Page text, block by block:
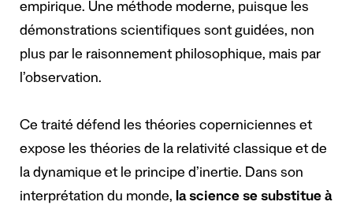
empirique. Une méthode moderne, puisque les
démonstrations scientifiques sont guidées, non
plus par le raisonnement philosophique, mais par
l’observation.
Ce traité défend les théories coperniciennes et
expose les théories de la relativité classique et de
la dynamique et le principe d’inertie. Dans son
interprétation du monde, la science se substitue à